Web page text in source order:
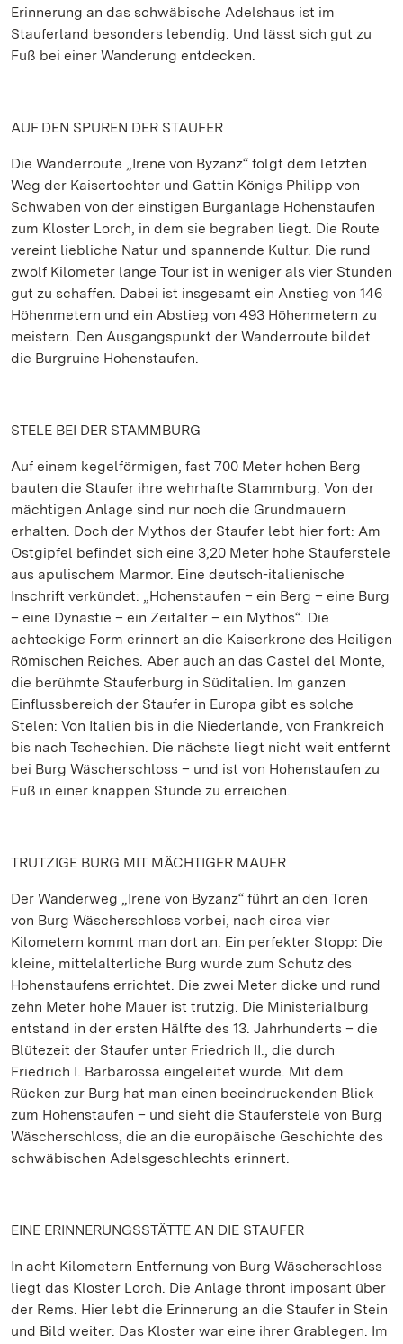
Erinnerung an das schwäbische Adelshaus ist im
Stauferland besonders lebendig. Und lässt sich gut zu
Fuß bei einer Wanderung entdecken.
AUF DEN SPUREN DER STAUFER
Die Wanderroute „Irene von Byzanz“ folgt dem letzten
Weg der Kaisertochter und Gattin Königs Philipp von
Schwaben von der einstigen Burganlage Hohenstaufen
zum Kloster Lorch, in dem sie begraben liegt. Die Route
vereint liebliche Natur und spannende Kultur. Die rund
zwölf Kilometer lange Tour ist in weniger als vier Stunden
gut zu schaffen. Dabei ist insgesamt ein Anstieg von 146
Höhenmetern und ein Abstieg von 493 Höhenmetern zu
meistern. Den Ausgangspunkt der Wanderroute bildet
die Burgruine Hohenstaufen.
STELE BEI DER STAMMBURG
Auf einem kegelförmigen, fast 700 Meter hohen Berg
bauten die Staufer ihre wehrhafte Stammburg. Von der
mächtigen Anlage sind nur noch die Grundmauern
erhalten. Doch der Mythos der Staufer lebt hier fort: Am
Ostgipfel befindet sich eine 3,20 Meter hohe Stauferstele
aus apulischem Marmor. Eine deutsch-italienische
Inschrift verkündet: „Hohenstaufen – ein Berg – eine Burg
– eine Dynastie – ein Zeitalter – ein Mythos“. Die
achteckige Form erinnert an die Kaiserkrone des Heiligen
Römischen Reiches. Aber auch an das Castel del Monte,
die berühmte Stauferburg in Süditalien. Im ganzen
Einflussbereich der Staufer in Europa gibt es solche
Stelen: Von Italien bis in die Niederlande, von Frankreich
bis nach Tschechien. Die nächste liegt nicht weit entfernt
bei Burg Wäscherschloss – und ist von Hohenstaufen zu
Fuß in einer knappen Stunde zu erreichen.
TRUTZIGE BURG MIT MÄCHTIGER MAUER
Der Wanderweg „Irene von Byzanz“ führt an den Toren
von Burg Wäscherschloss vorbei, nach circa vier
Kilometern kommt man dort an. Ein perfekter Stopp: Die
kleine, mittelalterliche Burg wurde zum Schutz des
Hohenstaufens errichtet. Die zwei Meter dicke und rund
zehn Meter hohe Mauer ist trutzig. Die Ministerialburg
entstand in der ersten Hälfte des 13. Jahrhunderts – die
Blütezeit der Staufer unter Friedrich II., die durch
Friedrich I. Barbarossa eingeleitet wurde. Mit dem
Rücken zur Burg hat man einen beeindruckenden Blick
zum Hohenstaufen – und sieht die Stauferstele von Burg
Wäscherschloss, die an die europäische Geschichte des
schwäbischen Adelsgeschlechts erinnert.
EINE ERINNERUNGSSTÄTTE AN DIE STAUFER
In acht Kilometern Entfernung von Burg Wäscherschloss
liegt das Kloster Lorch. Die Anlage thront imposant über
der Rems. Hier lebt die Erinnerung an die Staufer in Stein
und Bild weiter: Das Kloster war eine ihrer Grablegen. Im